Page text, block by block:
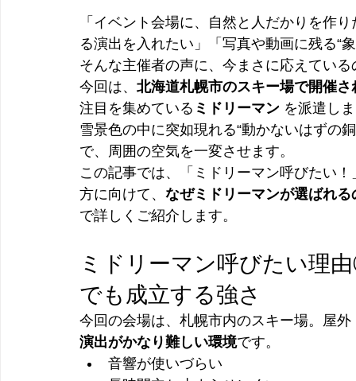
「イベント会場に、自然と人だかりを作
る演出を入れたい」「写真や動画に残る“
そんな主催者の声に、今まさに応えている
今回は、 北海道札幌市のスキー場で開催さ
注目を集めている ミドリーマン を派遣し
雪景色の中に突如現れる“動かないはず
で、周囲の空気を一変させます。
この記事では、「ミドリーマン呼びたい
方に向けて、 なぜミドリーマンが選ばれ
で詳しくご紹介します。
ミドリーマン呼びたい理
でも成立する強さ
今回の会場は、札幌市内のスキー場。屋
演出がかなり難しい環境です。
音響が使いづらい